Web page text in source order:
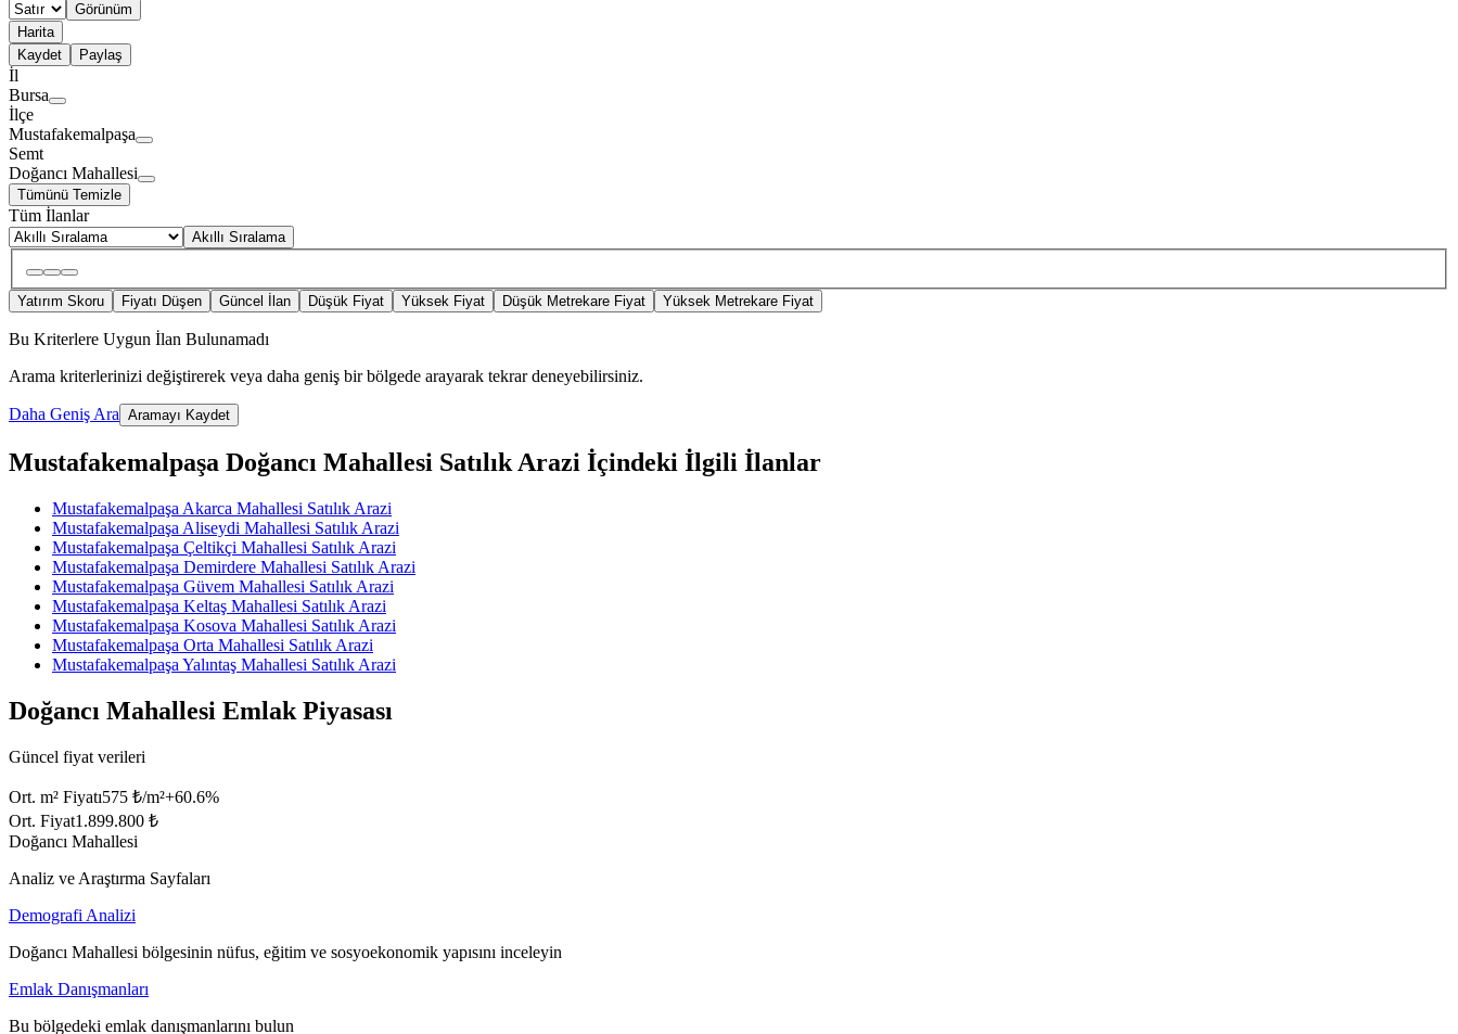
Görünüm
Harita
Kaydet
Paylaş
İl
Bursa
İlçe
Mustafakemalpaşa
Semt
Doğancı Mahallesi
Tümünü Temizle
Tüm İlanlar
Akıllı Sıralama
Yatırım Skoru Fiyatı Düşen Güncel İlan Düşük Fiyat Yüksek Fiyat Düşük Metrekare Fiyat Yüksek Metrekare Fiyat
Bu Kriterlere Uygun İlan Bulunamadı
Arama kriterlerinizi değiştirerek veya daha geniş bir bölgede arayarak tekrar deneyebilirsiniz.
Daha Geniş Ara Aramayı Kaydet
Mustafakemalpaşa Doğancı Mahallesi Satılık Arazi İçindeki İlgili İlanlar
Mustafakemalpaşa Akarca Mahallesi Satılık Arazi
Mustafakemalpaşa Aliseydi Mahallesi Satılık Arazi
Mustafakemalpaşa Çeltikçi Mahallesi Satılık Arazi
Mustafakemalpaşa Demirdere Mahallesi Satılık Arazi
Mustafakemalpaşa Güvem Mahallesi Satılık Arazi
Mustafakemalpaşa Keltaş Mahallesi Satılık Arazi
Mustafakemalpaşa Kosova Mahallesi Satılık Arazi
Mustafakemalpaşa Orta Mahallesi Satılık Arazi
Mustafakemalpaşa Yalıntaş Mahallesi Satılık Arazi
Doğancı Mahallesi Emlak Piyasası
Güncel fiyat verileri
Ort. m² Fiyatı575 ₺/m²+60.6%
Ort. Fiyat1.899.800 ₺
Doğancı Mahallesi
Analiz ve Araştırma Sayfaları
Demografi Analizi
Doğancı Mahallesi bölgesinin nüfus, eğitim ve sosyoekonomik yapısını inceleyin
Emlak Danışmanları
Bu bölgedeki emlak danışmanlarını bulun